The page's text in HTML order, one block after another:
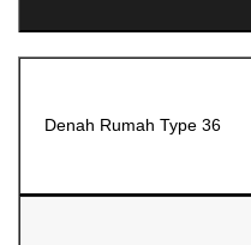
Denah Rumah Type 36